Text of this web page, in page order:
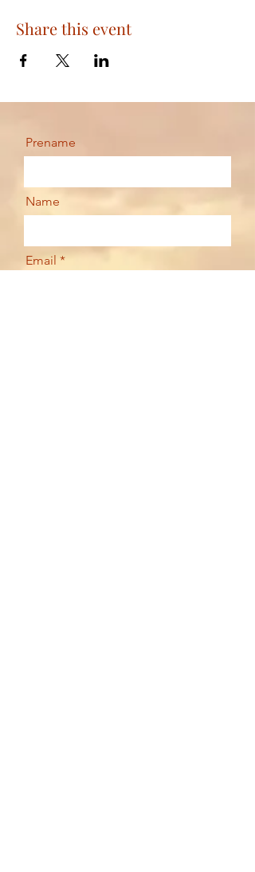
Share this event
Prename
Name
Email